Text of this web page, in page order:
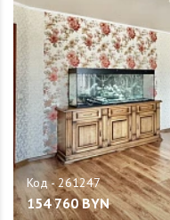
154 760 BYN